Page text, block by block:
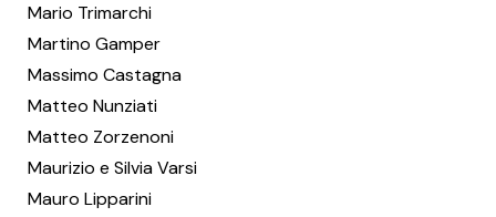
Mario Trimarchi
Martino Gamper
Massimo Castagna
Matteo Nunziati
Matteo Zorzenoni
Maurizio e Silvia Varsi
Mauro Lipparini